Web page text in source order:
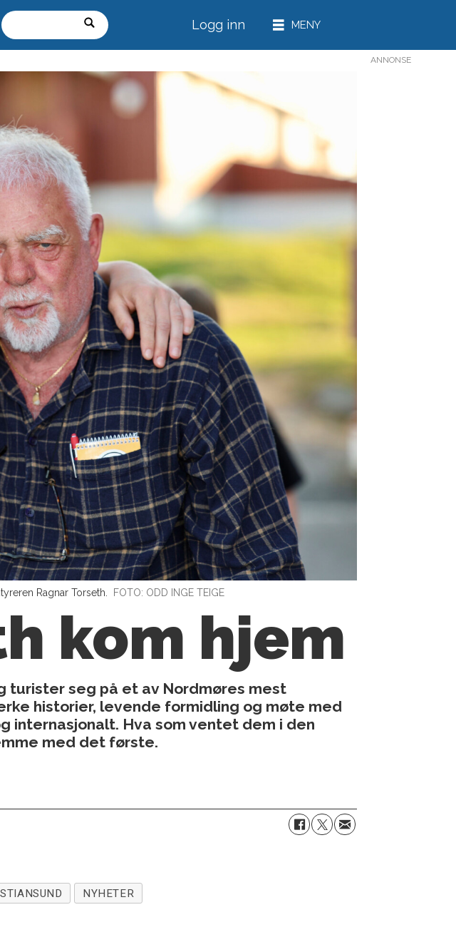
Søk
Logg inn
Ragnar Torseth. FOTO: ODD INGE TEIGE
kom hjem
seg på et av Nordmøres mest
historier, levende formidling og møte med
internasjonalt. Hva som ventet dem i den
med det første.
NYHETER
ANNONSE